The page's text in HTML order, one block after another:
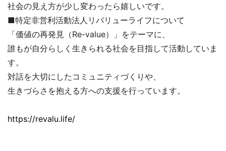
社会の見え方が少し変わったら嬉しいです。
■特定非営利活動法人リバリューライフについて
「価値の再発見（Re-value）」をテーマに、
誰もが自分らしく生きられる社会を目指して活動していま
す。
対話を大切にしたコミュニティづくりや、
生きづらさを抱える方への支援を行っています。
https://revalu.life/